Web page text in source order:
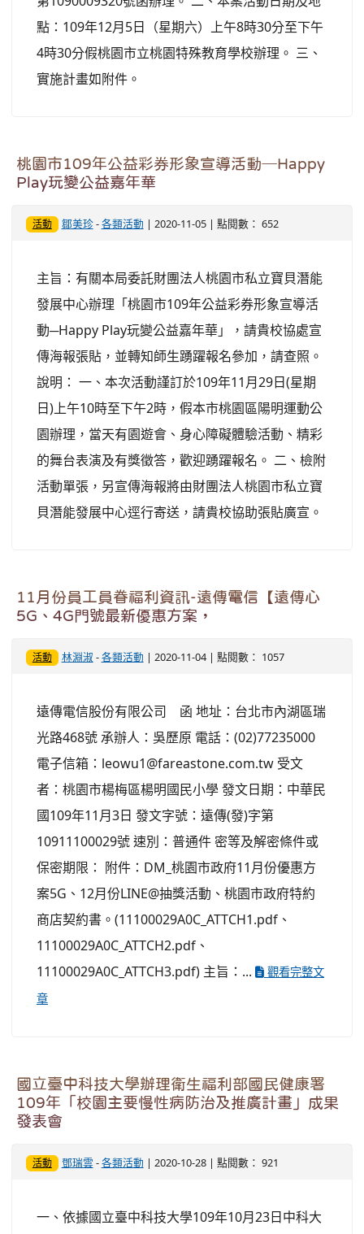
點：109年12月5日（星期六）上午8時30分至下午
4時30分假桃園市立桃園特殊教育學校辦理。 三、
實施計畫如附件。
桃園市109年公益彩券形象宣導活動─Happy
Play玩變公益嘉年華
活動 鄒美珍-各類活動 | 2020-11-05 | 點閱數： 652
主旨：有關本局委託財團法人桃園市私立寶貝潛能
發展中心辦理「桃園市109年公益彩券形象宣導活
動─Happy Play玩變公益嘉年華」，請貴校協處宣
傳海報張貼，並轉知師生踴躍報名參加，請查照。
說明： 一、本次活動謹訂於109年11月29日(星期
日)上午10時至下午2時，假本市桃園區陽明運動公
園辦理，當天有園遊會、身心障礙體驗活動、精彩
的舞台表演及有獎徵答，歡迎踴躍報名。 二、檢附
活動單張，另宣傳海報將由財團法人桃園市私立寶
貝潛能發展中心逕行寄送，請貴校協助張貼廣宣。
11月份員工員眷福利資訊-遠傳電信【遠傳心
5G、4G門號最新優惠方案，
活動 林淵淑 -各類活動 | 2020-11-04 | 點閱數： 1057
遠傳電信股份有限公司 函 地址：台北市內湖區瑞
光路468號 承辦人：吳歷原 電話：(02)77235000
電子信箱：leowu1@fareastone.com.tw 受文
者：桃園市楊梅區楊明國民小學 發文日期：中華民
國109年11月3日 發文字號：遠傳(發)字第
10911100029號 速別：普通件 密等及解密條件或
保密期限： 附件：DM_桃園市政府11月份優惠方
案5G、12月份LINE@抽獎活動、桃園市政府特約
商店契約書。(11100029A0C_ATTCH1.pdf、
11100029A0C_ATTCH2.pdf、
11100029A0C_ATTCH3.pdf) 主旨：...
觀看完整文
章
國立臺中科技大學辦理衛生福利部國民健康署
109年「校園主要慢性病防治及推廣計畫」成果
發表會
活動 鄧瑞雲 -各類活動 | 2020-10-28 | 點閱數： 921
一、依據國立臺中科技大學109年10月23日中科大